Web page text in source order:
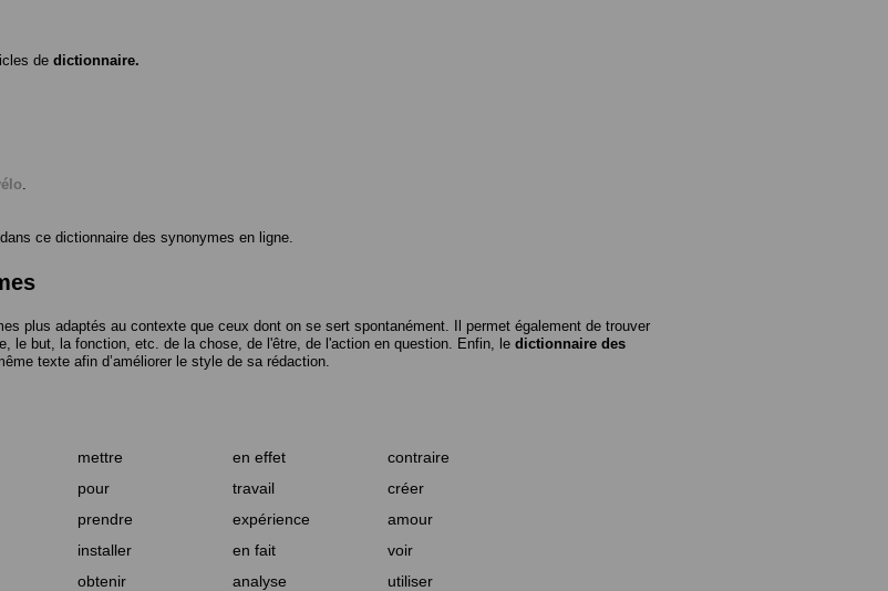
de dictionnaire.
ce dictionnaire des synonymes en ligne.
plus adaptés au contexte que ceux dont on se sert spontanément. Il permet également de trouver
le but, la fonction, etc. de la chose, de l'être, de l'action en question. Enfin, le dictionnaire des
texte afin d’améliorer le style de sa rédaction.
mettre en effet
contraire
pour travail
créer
prendre expérience
amour
installer en fait
voir
obtenir analyse
utiliser